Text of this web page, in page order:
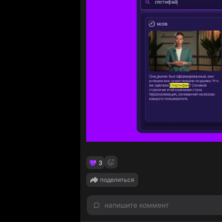
3
поделиться
напишите коммент